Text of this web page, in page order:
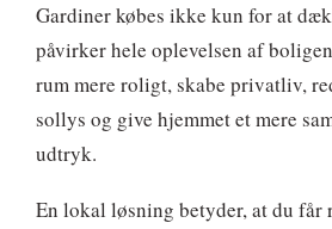
Gardiner købes ikke kun for at
påvirker hele oplevelsen af
rum mere roligt, skabe privatliv,
sollys og give hjemmet et mere
udtryk.
En lokal løsning betyder, at du får